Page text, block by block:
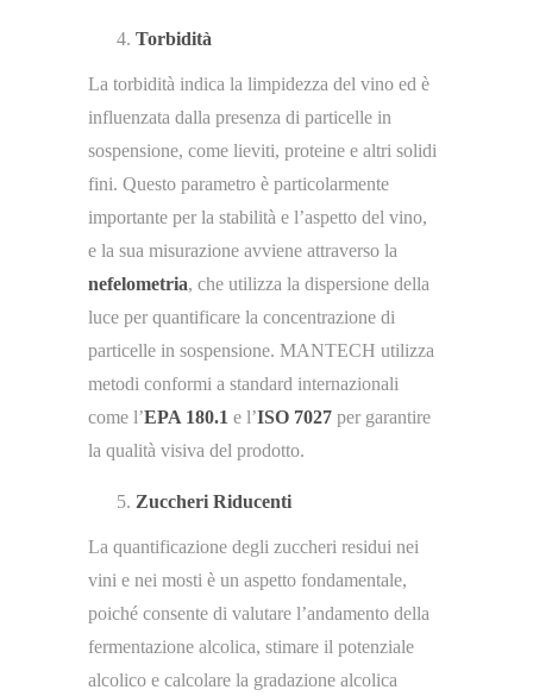
Torbidità
La torbidità indica la limpidezza del vino ed è
influenzata dalla presenza di particelle in
sospensione, come lieviti, proteine e altri solidi
fini. Questo parametro è particolarmente
importante per la stabilità e l’aspetto del vino,
e la sua misurazione avviene attraverso la
nefelometria, che utilizza la dispersione della
luce per quantificare la concentrazione di
particelle in sospensione. MANTECH utilizza
metodi conformi a standard internazionali
come l’EPA 180.1 e l’ISO 7027 per garantire
la qualità visiva del prodotto​.
Zuccheri Riducenti
La quantificazione degli zuccheri residui nei
vini e nei mosti è un aspetto fondamentale,
poiché consente di valutare l’andamento della
fermentazione alcolica, stimare il potenziale
alcolico e calcolare la gradazione alcolica